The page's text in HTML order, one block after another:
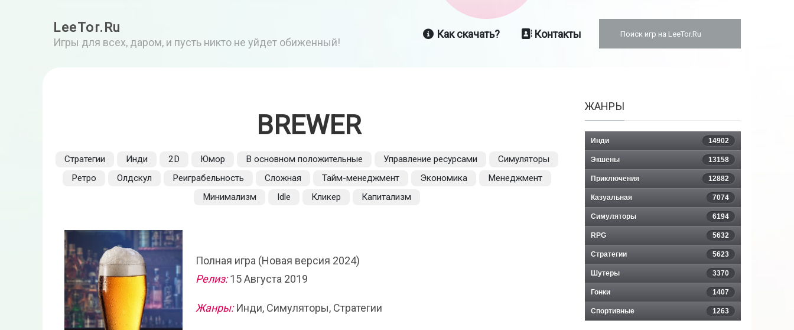
LeeTor.Ru
Игры для всех, даром, и пусть никто не уйдет обиженный!
Как скачать? Контакты
BREWER
Стратегии Инди 2D Юмор В основном положительные Управление ресурсами
Симуляторы
Ретро
Олдскул Реиграбельность Сложная Тайм-менеджмент Экономика
Менеджмент
Минимализм
Idle Кликер Капитализм
Полная игра (Новая версия 2024)
Релиз:15 Августа 2019
Жанры:Инди, Симуляторы, Стратегии
ЖАНРЫ
Инди 14902
Экшены 13158
Приключения 12882
Казуальная 7074
Симуляторы 6194
RPG 5632
Стратегии 5623
Шутеры 3370
Гонки 1407
Спортивные 1263